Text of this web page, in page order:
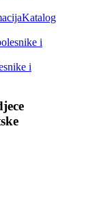
Katalog
i